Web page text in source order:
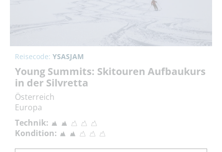
Reisecode: YSASJAM
Young Summits: Skitouren Aufbaukurs
in der Silvretta
Österreich
Europa
Technik:
Kondition: